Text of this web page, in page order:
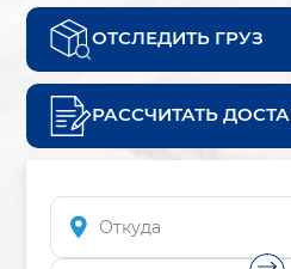
ОТСЛЕДИТЬ ГРУЗ
РАССЧИТАТЬ